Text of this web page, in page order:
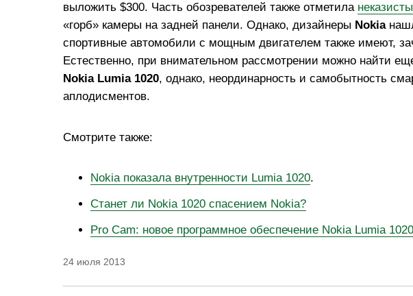
выложить $300. Часть обозревателей также отметила
«горб» камеры на задней панели. Однако, дизайнеры Nokia
спортивные автомобили с мощным двигателем также имеют,
Естественно, при внимательном рассмотрении можно найти
Nokia Lumia 1020, однако, неординарность и самобытность
аплодисментов.
Смотрите также:
Nokia показала внутренности Lumia 1020.
Станет ли Nokia 1020 спасением Nokia?
Pro Cam: новое программное обеспечение Nokia Lumia 1020
24 июля 2013